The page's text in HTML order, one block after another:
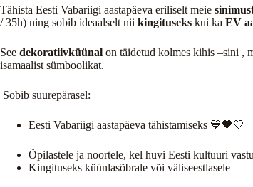
Tähista Eesti Vabariigi aastapäeva eriliselt meie
/ 35h) ning sobib ideaalselt nii kingituseks kui ka EV
See dekoratiivküünal on täidetud kolmes kihis –sini ,
isamaalist sümboolikat.
Sobib suurepärasel:
Eesti Vabariigi aastapäeva tähistamiseks 💙🖤🤍
Õpilastele ja noortele, kel huvi Eesti kultuuri vastu
Kingituseks küünlasõbrale või väliseestlasele